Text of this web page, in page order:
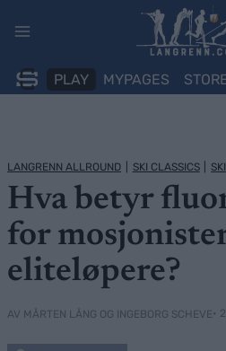
PLAY MYPAGES
LANGRENN ALLROUND SKI CLASSICS
Hva betyr
for
eliteløpere?
AV MÅRTEN LÅNG OG INGEBORG SCHEVE•